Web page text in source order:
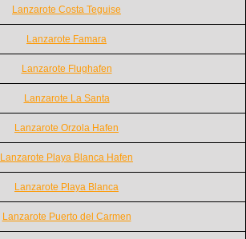
Lanzarote Costa Teguise
Lanzarote Famara
Lanzarote Flughafen
Lanzarote La Santa
Lanzarote Orzola Hafen
Lanzarote Playa Blanca Hafen
Lanzarote Playa Blanca
Lanzarote Puerto del Carmen